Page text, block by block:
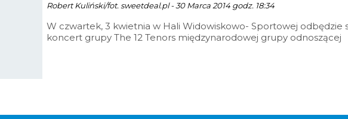
Robert Kuliński/fot. sweetdeal.pl - 30 Marca 2014 godz. 18:34
W czwartek, 3 kwietnia w Hali Widowiskowo- Sportowej odbędzie
koncert grupy The 12 Tenors międzynarodowej grupy odnoszącej